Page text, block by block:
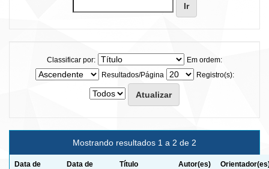
Classificar por:
Em ordem:
Resultados/Página
Registro(s):
Mostrando resultados 1 a 2 de 2
Data de
Data de
Título Autor(es)